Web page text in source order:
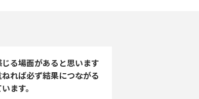
る場面があると思います
れば必ず結果につながる
ます。